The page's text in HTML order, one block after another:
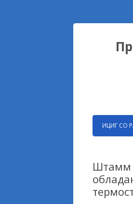
ИЦИГ СО
Штамм